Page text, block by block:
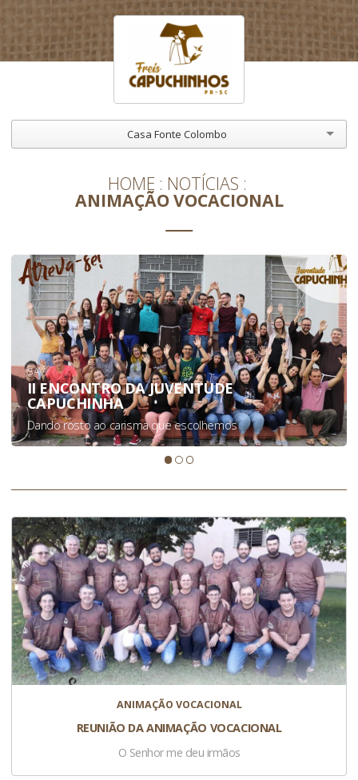
Casa Fonte Colombo
HOME NOTÍCIAS
ANIMAÇÃO VOCACIONAL
SAV
II ENCONTRO DA JUVENTUDE
CAPUCHINHA
Dando rosto ao carisma que escolhemos
ANIMAÇÃO VOCACIONAL
REUNIÃO DA ANIMAÇÃO VOCACIONAL
O Senhor me deu irmãos